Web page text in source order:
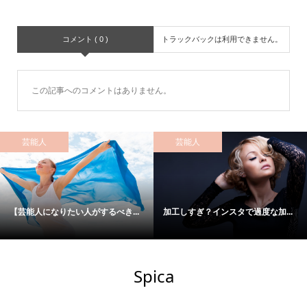
コメント ( 0 ) トラックバックは利用できません。
この記事へのコメントはありません。
芸能人
【芸能人になりたい人がするべき...
芸能人
加工しすぎ？インスタで過度な加...
Spica